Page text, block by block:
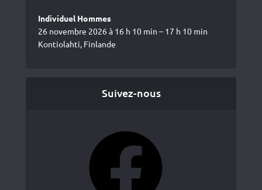
Individuel Hommes
26 novembre 2026 à 16 h 10 min – 17 h 10 min
Kontiolahti, Finlande
Suivez-nous